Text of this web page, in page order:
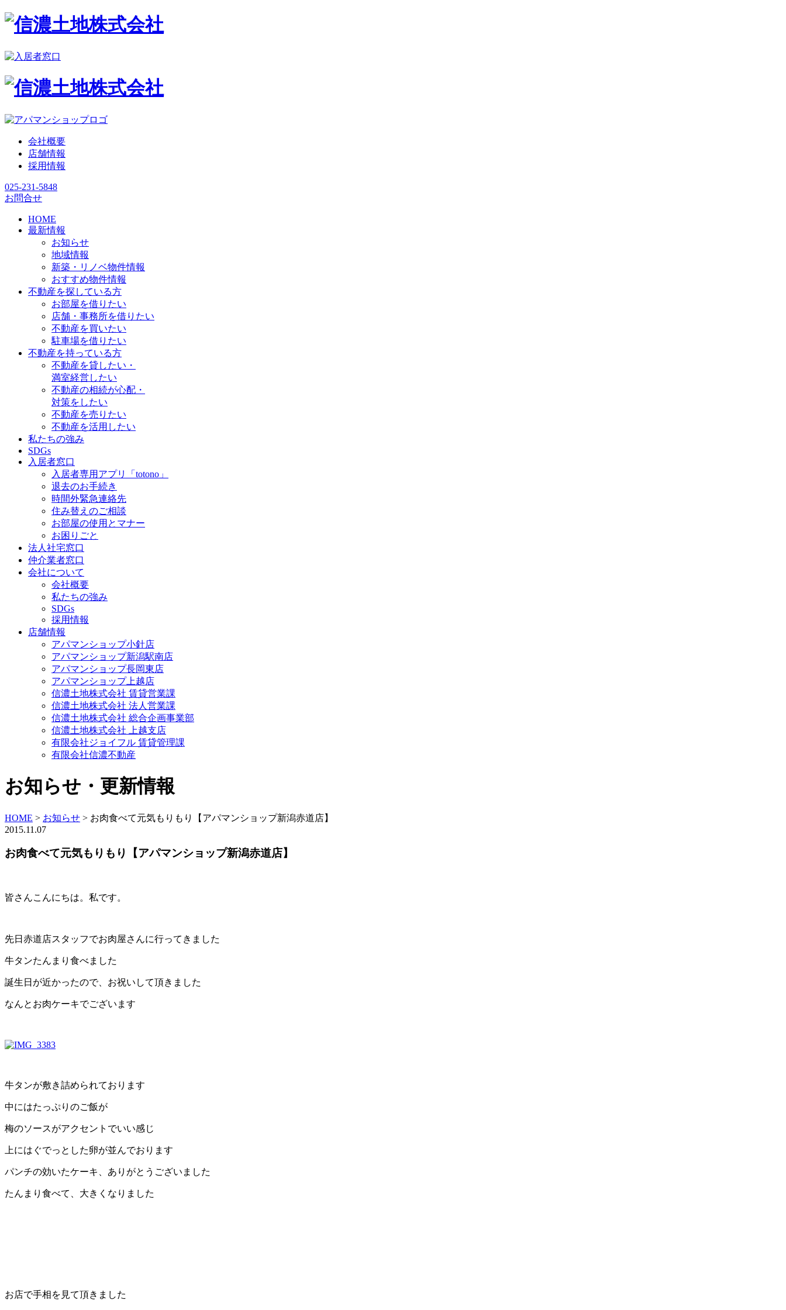
会社概要
店舗情報
採用情報
025-231-5848
お問合せ
HOME
最新情報
お知らせ
地域情報
新築・リノベ物件情報
おすすめ物件情報
不動産を探している方
お部屋を借りたい
店舗・事務所を借りたい
不動産を買いたい
駐車場を借りたい
不動産を持っている方
不動産を貸したい・
満室経営したい
不動産の相続が心配・
対策をしたい
不動産を売りたい
不動産を活用したい
私たちの強み
SDGs
入居者窓口
入居者専用アプリ「totono」
退去のお手続き
時間外緊急連絡先
住み替えのご相談
お部屋の使用とマナー
お困りごと
法人社宅窓口
仲介業者窓口
会社について
会社概要
私たちの強み
SDGs
採用情報
店舗情報
アパマンショップ小針店
アパマンショップ新潟駅南店
アパマンショップ長岡東店
アパマンショップ上越店
信濃土地株式会社 賃貸営業課
信濃土地株式会社 法人営業課
信濃土地株式会社 総合企画事業部
信濃土地株式会社 上越支店
有限会社ジョイフル 賃貸管理課
有限会社信濃不動産
お知らせ・更新情報
HOME > お知らせ > お肉食べて元気もりもり【アパマンショップ新潟赤道店】
2015.11.07
お肉食べて元気もりもり【アパマンショップ新潟赤道店】
皆さんこんにちは。私です。
先日赤道店スタッフでお肉屋さんに行ってきました
牛タンたんまり食べました
誕生日が近かったので、お祝いして頂きました
なんとお肉ケーキでございます
牛タンが敷き詰められております
中にはたっぷりのご飯が
梅のソースがアクセントでいい感じ
上にはぐでっとした卵が並んでおります
パンチの効いたケーキ、ありがとうございました
たんまり食べて、大きくなりました
お店で手相を見て頂きました